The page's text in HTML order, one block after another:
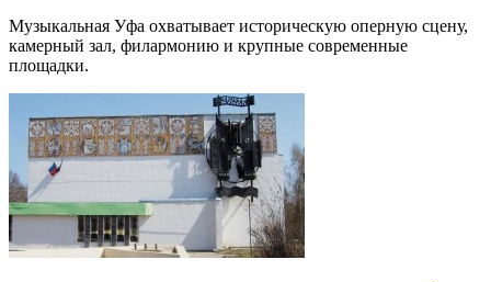
Музыкальная Уфа охватывает историческую оперную сцену,
камерный зал, филармонию и крупные современные
площадки.